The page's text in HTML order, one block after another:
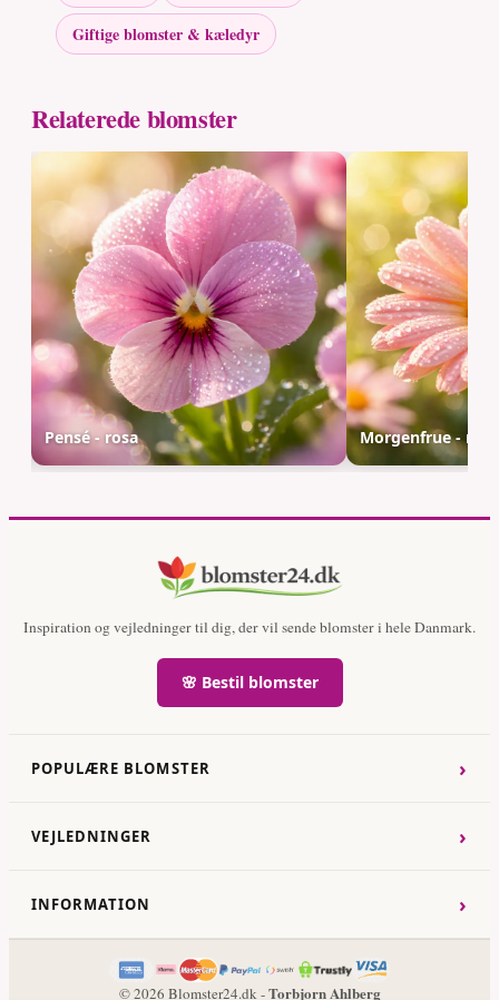
Giftige blomster & kæledyr
Relaterede blomster
Pensé - rosa Morgenfrue - rosa
Inspiration og vejledninger til dig, der vil sende blomster i hele Danmark.
🌸 Bestil blomster
POPULÆRE BLOMSTER ›
VEJLEDNINGER ›
INFORMATION ›
© 2026 Blomster24.dk -Torbjorn Ahlberg